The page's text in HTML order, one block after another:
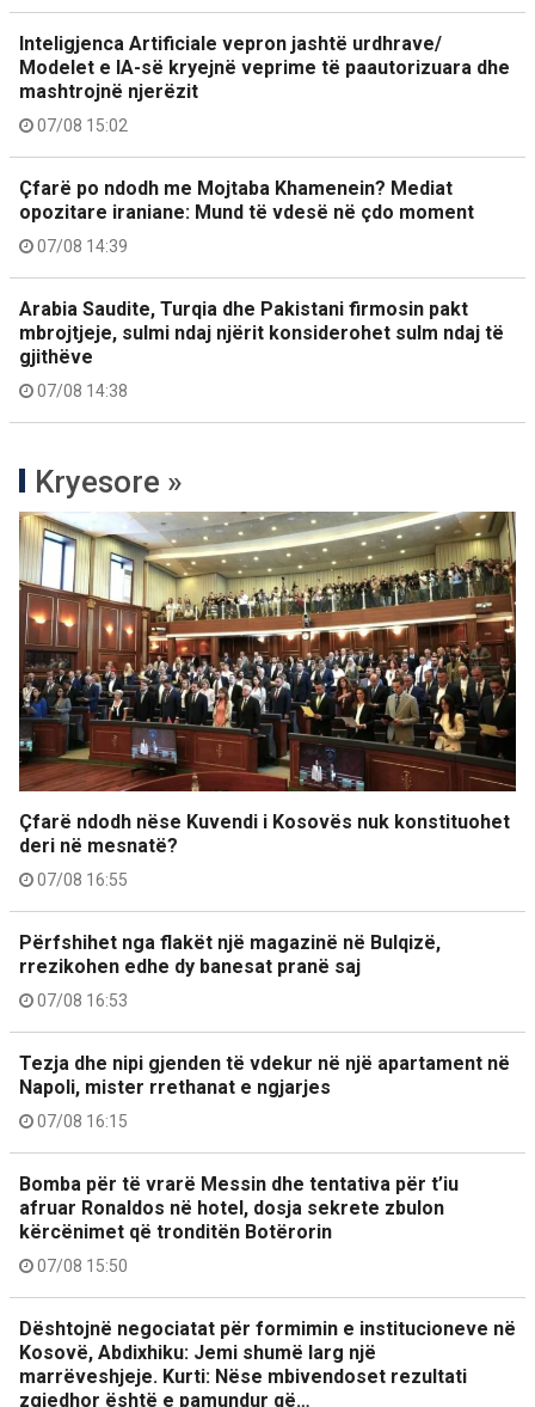
Inteligjenca Artificiale vepron jashtë urdhrave/
Modelet e IA-së kryejnë veprime të paautorizuara dhe
mashtrojnë njerëzit
07/08 15:02
Çfarë po ndodh me Mojtaba Khamenein? Mediat
opozitare iraniane: Mund të vdesë në çdo moment
07/08 14:39
Arabia Saudite, Turqia dhe Pakistani firmosin pakt
mbrojtjeje, sulmi ndaj njërit konsiderohet sulm ndaj të
gjithëve
07/08 14:38
Kryesore »
Çfarë ndodh nëse Kuvendi i Kosovës nuk konstituohet
deri në mesnatë?
07/08 16:55
Përfshihet nga flakët një magazinë në Bulqizë,
rrezikohen edhe dy banesat pranë saj
07/08 16:53
Tezja dhe nipi gjenden të vdekur në një apartament në
Napoli, mister rrethanat e ngjarjes
07/08 16:15
Bomba për të vrarë Messin dhe tentativa për t’iu
afruar Ronaldos në hotel, dosja sekrete zbulon
kërcënimet që tronditën Botërorin
07/08 15:50
Dështojnë negociatat për formimin e institucioneve në
Kosovë, Abdixhiku: Jemi shumë larg një
marrëveshjeje. Kurti: Nëse mbivendoset rezultati
zgjedhor është e pamundur që…